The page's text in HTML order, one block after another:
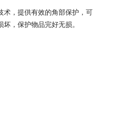
术，提供有效的角部保护，可
，保护物品完好无损。